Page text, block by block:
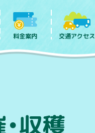
料金案内 交通アクセス
収穫